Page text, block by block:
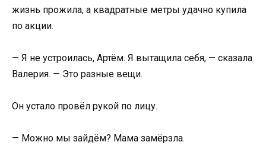
жизнь прожила, а квадратные метры удачно купила
по акции.
— Я не устроилась, Артём. Я вытащила себя, — сказала
Валерия. — Это разные вещи.
Он устало провёл рукой по лицу.
— Можно мы зайдём? Мама замёрзла.